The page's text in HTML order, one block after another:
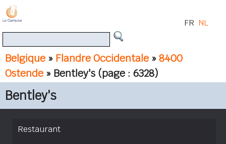
Belgique » Flandre Occidentale »8400
Ostende » Bentley's (page : 6328)
FR NL
Bentley's
Restaurant